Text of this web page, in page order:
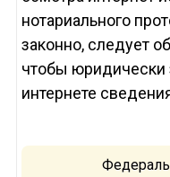
нотариального
законно, следует
чтобы юридически
интернете